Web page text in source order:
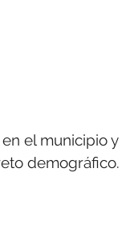
el municipio y
demográfico.